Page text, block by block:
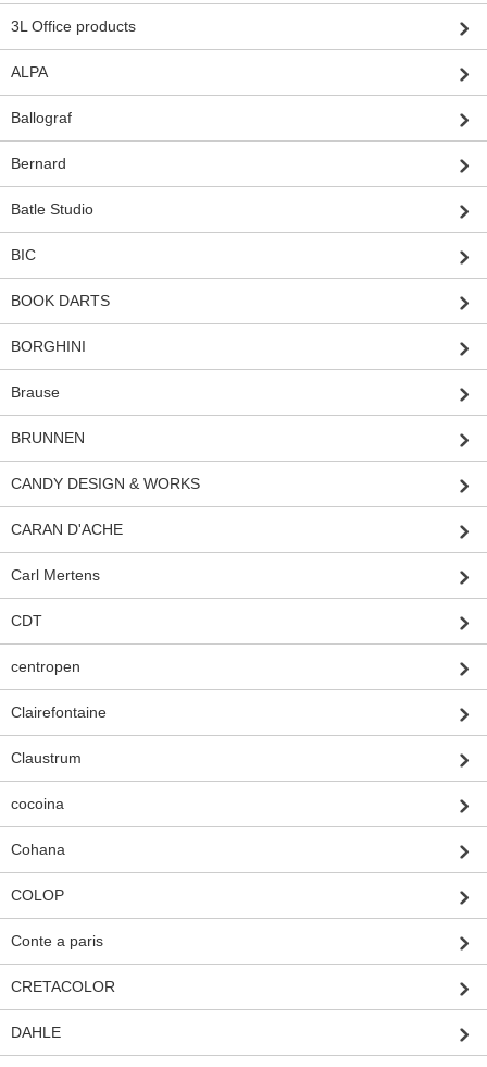
3L Office products
ALPA
Ballograf
Bernard
Batle Studio
BIC
BOOK DARTS
BORGHINI
Brause
BRUNNEN
CANDY DESIGN & WORKS
CARAN D'ACHE
Carl Mertens
CDT
centropen
Clairefontaine
Claustrum
cocoina
Cohana
COLOP
Conte a paris
CRETACOLOR
DAHLE